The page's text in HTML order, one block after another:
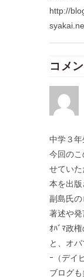
http://
コメ
中学３年
今回のこ
せていた
本を出版
副島氏
著述や発
ｵﾊﾞﾏ政
と、オ
ｰ（デイ
ブログ